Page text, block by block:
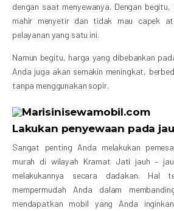
dengan saat menyewanya. Dengan
mahir menyetir dan tidak mau capek
pelayanan yang satu ini.
Namun begitu, harga yang dibebankan
Anda juga akan semakin meningkat,
tanpa menggunakan sopir.
Lakukan penyewaan pada
Sangat penting Anda melakukan
murah di wilayah Kramat Jati jauh –
melakukannya secara dadakan. Hal
mempermudah Anda dalam
mendapatkan mobil yang Anda